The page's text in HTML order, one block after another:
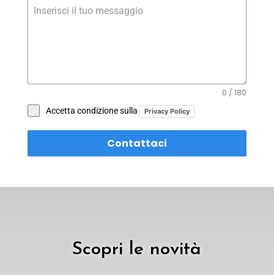
0 / 180
Accetta condizione sulla Privacy Policy
Contattaci
Scopri le novità